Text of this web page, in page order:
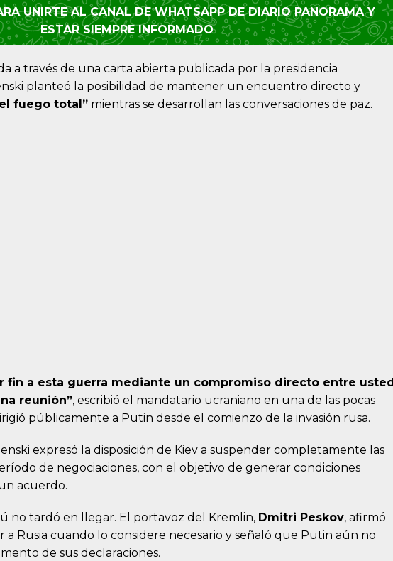
UNIRTE AL CANAL DE WHATSAPP DE DIARIO PANORAMA Y
ESTAR SIEMPRE INFORMADO
a través de una carta abierta publicada por la presidencia
planteó la posibilidad de mantener un encuentro directo y
fuego total” mientras se desarrollan las conversaciones de paz.
fin a esta guerra mediante un compromiso directo entre usted
reunión”, escribió el mandatario ucraniano en una de las pocas
públicamente a Putin desde el comienzo de la invasión rusa.
expresó la disposición de Kiev a suspender completamente las
de negociaciones, con el objetivo de generar condiciones
acuerdo.
no tardó en llegar. El portavoz del Kremlin, Dmitri Peskov, afirmó
a Rusia cuando lo considere necesario y señaló que Putin aún no
de sus declaraciones.